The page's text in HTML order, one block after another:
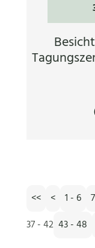
<<
< 1 - 6
37 - 42 43 - 48